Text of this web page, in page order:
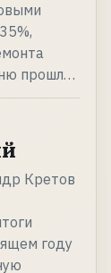
прошл…
Кретов
году